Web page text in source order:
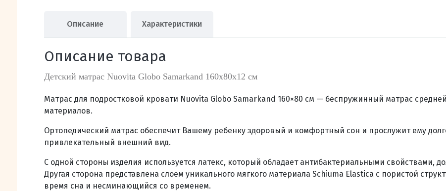
Описание Характеристики
Описание товара
Детский матрас Nuovita Globo Samarkand 160х80х12 см
Матрас для подростковой кровати Nuovita Globo Samarkand 160×80 см — беспружинный матрас
материалов.
Ортопедический матрас обеспечит Вашему ребенку здоровый и комфортный сон и прослужит ему
привлекательный внешний вид.
С одной стороны изделия используется латекс, который обладает антибактериальными свойствами,
Другая сторона представлена слоем уникального мягкого материала Schiuma Elastica с пористой
время сна и несминающийся со временем.